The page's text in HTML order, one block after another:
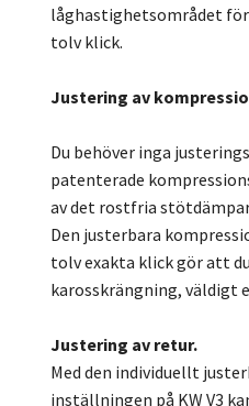
låghastighetsområdet
tolv klick.
Justering av
Du behöver inga
patenterade
av det rostfria
Den justerbara
tolv exakta klick gör att
karosskrängning, väldigt
Justering av retur.
Med den individuellt
inställningen på KW V3